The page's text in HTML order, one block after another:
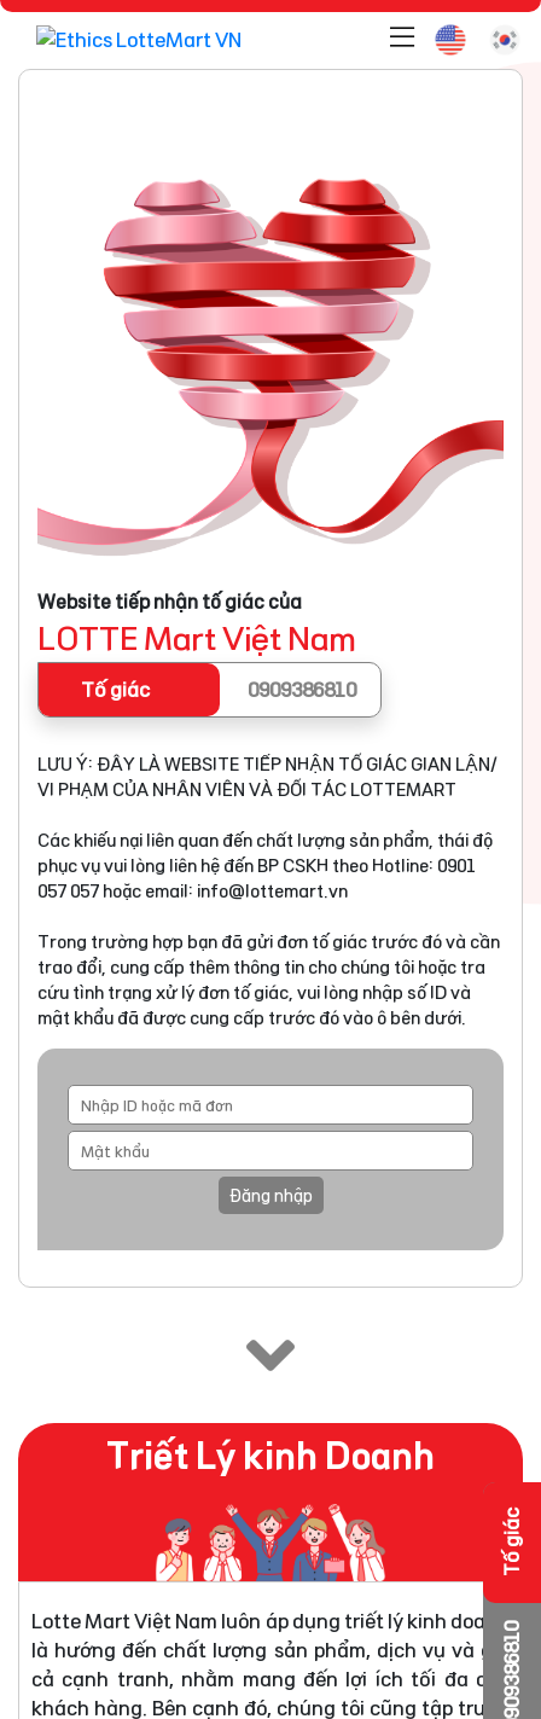
Website tiếp nhận tố giác của
LOTTE Mart Việt Nam
Tố giác 0909386810
LƯU Ý: ĐÂY LÀ WEBSITE TIẾP NHẬN TỐ GIÁC GIAN LẬN/
VI PHẠM CỦA NHÂN VIÊN VÀ ĐỐI TÁC LOTTEMART
Các khiếu nại liên quan đến chất lượng sản phẩm, thái độ
phục vụ vui lòng liên hệ đến BP CSKH theo Hotline: 0901
057 057 hoặc email: info@lottemart.vn
Trong trường hợp bạn đã gửi đơn tố giác trước đó và cần
trao đổi, cung cấp thêm thông tin cho chúng tôi hoặc tra
cứu tình trạng xử lý đơn tố giác, vui lòng nhập số ID và
mật khẩu đã được cung cấp trước đó vào ô bên dưới.
Đăng nhập
Triết Lý kinh Doanh
Lotte Mart Việt Nam luôn áp dụng triết lý kinh doanh
là hướng đến chất lượng sản phẩm, dịch vụ và giá
cả cạnh tranh, nhằm mang đến lợi ích tối đa cho
khách hàng. Bên cạnh đó, chúng tôi cũng tập trung0909386810
Tố giác